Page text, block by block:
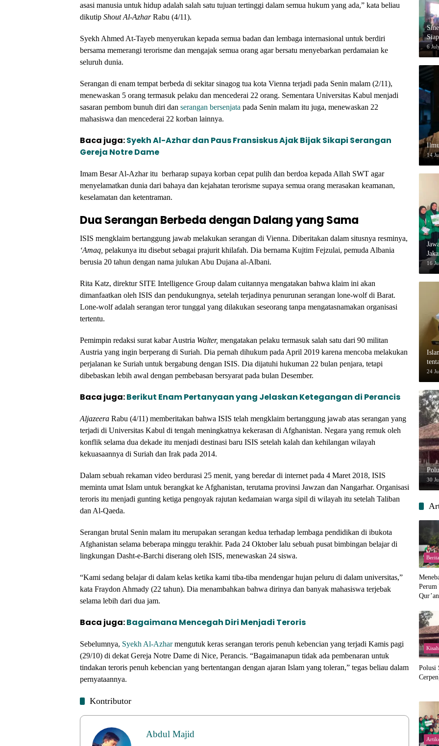
asasi manusia untuk hidup adalah salah satu tujuan tertinggi dalam semua hukum yang ada,” kata beliau
dikutip Shout Al-AzharRabu (4/11).
Syekh Ahmed At-Tayeb menyerukan kepada semua badan dan lembaga internasional untuk berdiri
bersama memerangi terorisme dan mengajak semua orang agar bersatu menyebarkan perdamaian ke
seluruh dunia.
Serangan di enam tempat berbeda di sekitar sinagog tua kota Vienna terjadi pada Senin malam (2/11),
menewaskan 5 orang termasuk pelaku dan mencederai 22 orang. Sementara Universitas Kabul menjadi
sasaran pembom bunuh diri dan serangan bersenjata pada Senin malam itu juga, menewaskan 22
mahasiswa dan mencederai 22 korban lainnya.
Baca juga:Syekh Al-Azhar dan Paus Fransiskus Ajak Bijak Sikapi Serangan
Gereja Notre Dame
Imam Besar Al-Azhar itu berharap supaya korban cepat pulih dan berdoa kepada Allah SWT agar
menyelamatkan dunia dari bahaya dan kejahatan terorisme supaya semua orang merasakan keamanan,
keselamatan dan ketentraman.
Dua Serangan Berbeda dengan Dalang yang Sama
ISIS mengklaim bertanggung jawab melakukan serangan di Vienna. Diberitakan dalam situsnya resminya,
‘Amaq, pelakunya itu disebut sebagai prajurit khilafah. Dia bernama Kujtim Fejzulai, pemuda Albania
berusia 20 tahun dengan nama julukan Abu Dujana al-Albani.
Rita Katz, direktur SITE Intelligence Group dalam cuitannya mengatakan bahwa klaim ini akan
dimanfaatkan oleh ISIS dan pendukungnya, setelah terjadinya penurunan serangan lone-wolf di Barat.
Lone-wolf adalah serangan teror tunggal yang dilakukan seseorang tanpa mengatasnamakan organisasi
tertentu.
Pemimpin redaksi surat kabar Austria Walter, mengatakan pelaku termasuk salah satu dari 90 militan
Austria yang ingin berperang di Suriah. Dia pernah dihukum pada April 2019 karena mencoba melakukan
perjalanan ke Suriah untuk bergabung dengan ISIS. Dia dijatuhi hukuman 22 bulan penjara, tetapi
dibebaskan lebih awal dengan pembebasan bersyarat pada bulan Desember.
Baca juga:Berikut Enam Pertanyaan yang Jelaskan Ketegangan di Perancis
Aljazeera Rabu (4/11) memberitakan bahwa ISIS telah mengklaim bertanggung jawab atas serangan yang
terjadi di Universitas Kabul di tengah meningkatnya kekerasan di Afghanistan. Negara yang remuk oleh
konflik selama dua dekade itu menjadi destinasi baru ISIS setelah kalah dan kehilangan wilayah
kekuasaannya di Suriah dan Irak pada 2014.
Dalam sebuah rekaman video berdurasi 25 menit, yang beredar di internet pada 4 Maret 2018, ISIS
meminta umat Islam untuk berangkat ke Afghanistan, terutama provinsi Jawzan dan Nangarhar. Organisasi
teroris itu menjadi gunting ketiga pengoyak rajutan kedamaian warga sipil di wilayah itu setelah Taliban
dan Al-Qaeda.
Serangan brutal Senin malam itu merupakan serangan kedua terhadap lembaga pendidikan di ibukota
Afghanistan selama beberapa minggu terakhir. Pada 24 Oktober lalu sebuah pusat bimbingan belajar di
lingkungan Dasht-e-Barchi diserang oleh ISIS, menewaskan 24 siswa.
“Kami sedang belajar di dalam kelas ketika kami tiba-tiba mendengar hujan peluru di dalam universitas,”
kata Fraydon Ahmady (22 tahun). Dia menambahkan bahwa dirinya dan banyak mahasiswa terjebak
selama lebih dari dua jam.
Baca juga:Bagaimana Mencegah Diri Menjadi Teroris
Sebelumnya, Syekh Al-Azharmengutuk keras serangan teroris penuh kebencian yang terjadi Kamis pagi
(29/10) di dekat Gereja Notre Dame di Nice, Perancis. “Bagaimanapun tidak ada pembenaran untuk
tindakan teroris penuh kebencian yang bertentangan dengan ajaran Islam yang toleran,” tegas beliau dalam
pernyataannya.
Kontributor
Abdul Majid
6
14
16
24
30
Berita
Kisah
Polusi